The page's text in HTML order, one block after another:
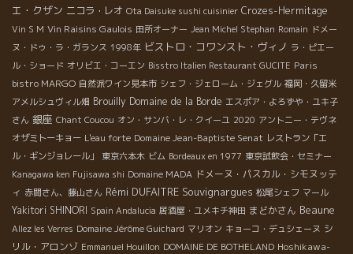
エ・クザン ニコラ・レオ Ota Daisuke sushi cuisinier Crozes-Hermitage
Vin S M Vin Raisins Gaulois 田所オーナー Jean Michel Stephan Romain ドメー
ヌ・ドゥ・ラ・ガランス 1998年 ビストロ・コワンスト・ヴィノ ラ・ピエー
ル・ショード オリビエ・コーエン Bisstro Italien Restaurant GUCITE Paris
bistro MARGO 自然派ワイン見本市 シェフ・ジェローム・ジェグル 福岡・久留米
アメルシュヴィル畑 Brouilly Domaine de la Borde エスポア・よろずや・ユキ子
さん 銀座 Chant Coucou オン・サンバ・レ・クイーユ 2020 アントニー・テヴネ
オザミトーキョー L'eau forte Domaine Jean-Baptiste Senat レストラン「エ
ル・ギンジョレール」
東京六本木 ビム Bordeaux en 1977 東京試飲会・セミナー
Kanagawa ken Fujisawa shi Domaine MADA ドメーヌ・パスカル・シモヌッテ
ィ 赤間さん、藤山さん Rémi DUFAITRE Souvignargues 松尾シェフ マール
Yakitori SHINORI Spain Andalucia 居酒屋・ユメキチ神田 まどかさん Beaune
Allez les Verres Domaine Jérôme Guichard マリオン キョーコ・デュシェーヌ シ
リル・アロンゾ Emmanuel Houillon DOMAINE DE BOTHELAND Hoshikawa-